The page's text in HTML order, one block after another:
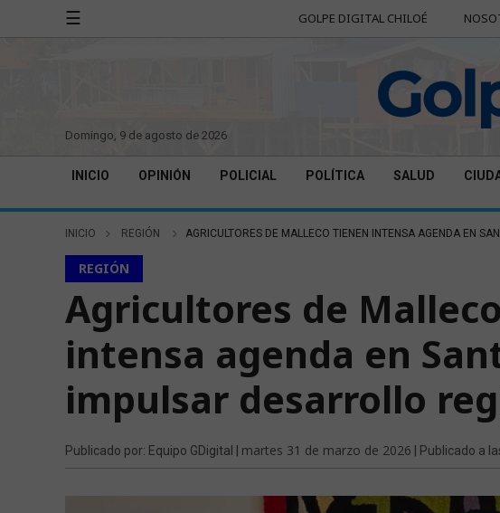
☰ GOLPE DIGITAL CHILOÉ
domingo, 9 de agosto de 2026
INICIO OPINIÓN POLICIAL POLÍTICA SALUD
INICIO REGIÓN AGRICULTORES DE MALLECO TIENEN INTENSA AGENDA EN
REGIÓN
Agricultores de
intensa agenda en
impulsar desarrollo
Publicado por: Equipo GDigital | martes 31 de marzo de 2026 | Publicado a